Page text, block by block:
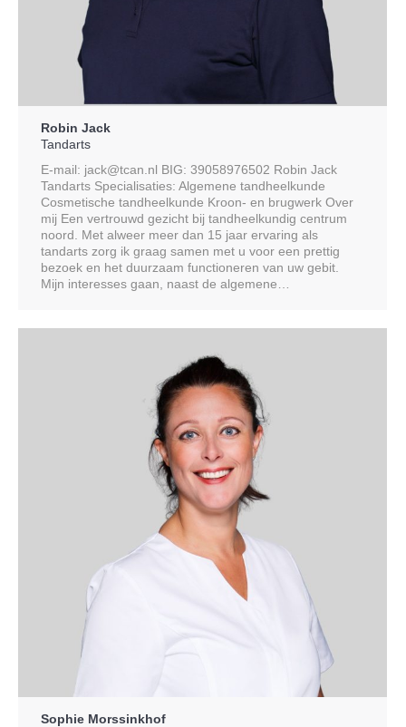
Robin Jack
Tandarts
E-mail: jack@tcan.nl BIG: 39058976502 Robin Jack
Tandarts Specialisaties: Algemene tandheelkunde
Cosmetische tandheelkunde Kroon- en brugwerk Over
mij Een vertrouwd gezicht bij tandheelkundig centrum
noord. Met alweer meer dan 15 jaar ervaring als
tandarts zorg ik graag samen met u voor een prettig
bezoek en het duurzaam functioneren van uw gebit.
Mijn interesses gaan, naast de algemene…
Sophie Morssinkhof